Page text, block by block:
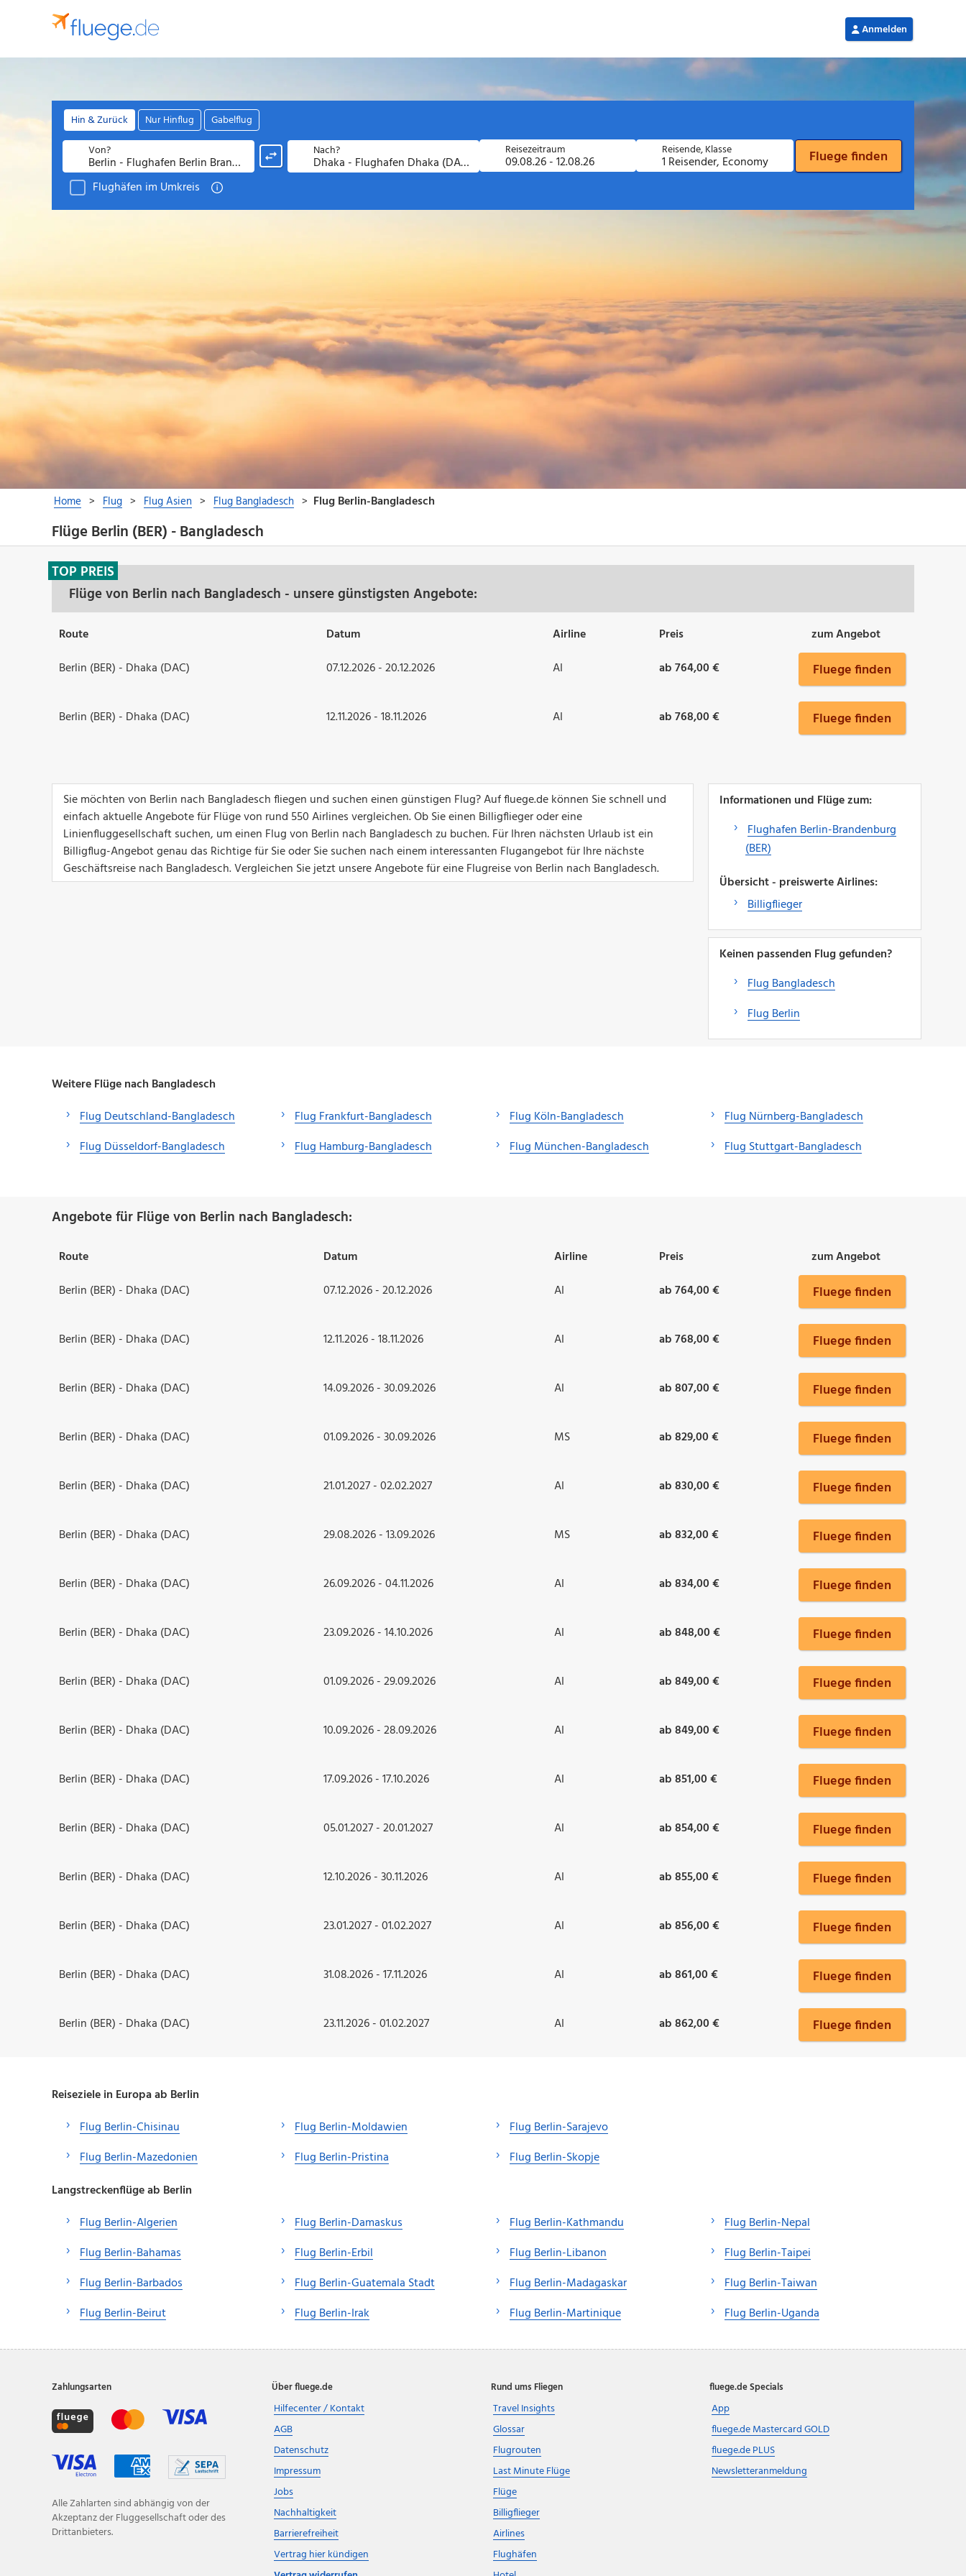
Flüge Berlin (BER) - Bangladesch
Flüge von Berlin nach Bangladesch - unsere günstigsten Angebote:
TOP PREIS
Route Datum Airline Preis
zum Angebot
Berlin (BER) - Dhaka (DAC)
07.12.2026 - 20.12.2026 AI ab 764,00 € Fluege finden
Berlin (BER) - Dhaka (DAC) 12.11.2026 - 18.11.2026 AI ab 768,00 € Fluege finden
Sie möchten von Berlin nach Bangladesch fliegen und suchen einen günstigen Flug? Auf fluege.de können Sie schnell und
einfach aktuelle Angebote für Flüge von rund 550 Airlines vergleichen. Ob Sie einen Billigflieger oder eine
Linienfluggesellschaft suchen, um einen Flug von Berlin nach Bangladesch zu buchen. Für Ihren nächsten Urlaub ist ein
Billigflug-Angebot genau das Richtige für Sie oder Sie suchen nach einem interessanten Flugangebot für Ihre nächste
Geschäftsreise nach Bangladesch. Vergleichen Sie jetzt unsere Angebote für eine Flugreise von Berlin nach Bangladesch.
Informationen und Flüge zum:
Flughafen Berlin-Brandenburg
(BER)
Übersicht - preiswerte Airlines:
Billigflieger
Keinen passenden Flug gefunden?
Flug Bangladesch
Flug Berlin
Weitere Flüge nach Bangladesch
Flug Deutschland-Bangladesch
Flug Düsseldorf-Bangladesch
Flug Frankfurt-Bangladesch
Flug Hamburg-Bangladesch
Flug Köln-Bangladesch
Flug München-Bangladesch
Flug Nürnberg-Bangladesch
Flug Stuttgart-Bangladesch
Angebote für Flüge von Berlin nach Bangladesch:
Route Datum Airline Preis
zum Angebot
Berlin (BER) - Dhaka (DAC)
07.12.2026 - 20.12.2026 AI ab 764,00 € Fluege finden
Berlin (BER) - Dhaka (DAC) 12.11.2026 - 18.11.2026 AI ab 768,00 € Fluege finden
Berlin (BER) - Dhaka (DAC) 14.09.2026 - 30.09.2026 AI ab 807,00 € Fluege finden
Berlin (BER) - Dhaka (DAC) 01.09.2026 - 30.09.2026 MS ab 829,00 € Fluege finden
Berlin (BER) - Dhaka (DAC) 21.01.2027 - 02.02.2027 AI ab 830,00 € Fluege finden
Berlin (BER) - Dhaka (DAC) 29.08.2026 - 13.09.2026 MS ab 832,00 € Fluege finden
Berlin (BER) - Dhaka (DAC) 26.09.2026 - 04.11.2026 AI ab 834,00 € Fluege finden
Berlin (BER) - Dhaka (DAC) 23.09.2026 - 14.10.2026 AI ab 848,00 € Fluege finden
Berlin (BER) - Dhaka (DAC) 01.09.2026 - 29.09.2026 AI ab 849,00 € Fluege finden
Berlin (BER) - Dhaka (DAC) 10.09.2026 - 28.09.2026 AI ab 849,00 € Fluege finden
Berlin (BER) - Dhaka (DAC) 17.09.2026 - 17.10.2026 AI ab 851,00 € Fluege finden
Berlin (BER) - Dhaka (DAC) 05.01.2027 - 20.01.2027 AI ab 854,00 € Fluege finden
Berlin (BER) - Dhaka (DAC) 12.10.2026 - 30.11.2026 AI ab 855,00 € Fluege finden
Berlin (BER) - Dhaka (DAC) 23.01.2027 - 01.02.2027 AI ab 856,00 € Fluege finden
Berlin (BER) - Dhaka (DAC) 31.08.2026 - 17.11.2026 AI ab 861,00 € Fluege finden
Berlin (BER) - Dhaka (DAC) 23.11.2026 - 01.02.2027 AI ab 862,00 € Fluege finden
Reiseziele in Europa ab Berlin
Flug Berlin-Chisinau
Flug Berlin-Mazedonien
Flug Berlin-Moldawien
Flug Berlin-Pristina
Flug Berlin-Sarajevo
Flug Berlin-Skopje
Langstreckenflüge ab Berlin
Flug Berlin-Algerien
Flug Berlin-Bahamas
Flug Berlin-Barbados
Flug Berlin-Beirut
Flug Berlin-Damaskus
Flug Berlin-Erbil
Flug Berlin-Guatemala Stadt
Flug Berlin-Irak
Flug Berlin-Kathmandu
Flug Berlin-Libanon
Flug Berlin-Madagaskar
Flug Berlin-Martinique
Flug Berlin-Nepal
Flug Berlin-Taipei
Flug Berlin-Taiwan
Flug Berlin-Uganda